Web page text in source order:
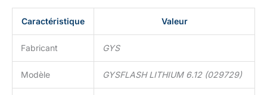
Caractéristique Valeur
Fabricant GYS
Modèle GYSFLASH LITHIUM 6.12 (029729)